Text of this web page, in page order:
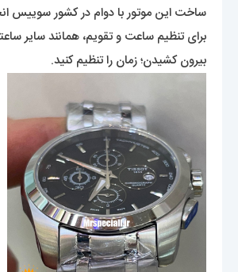
ساخت این موتور با دوام در کشور سوییس
برای تنظیم ساعت و تقویم، همانند سایر
بیرون کشیدن؛ زمان را تنظیم کنید.